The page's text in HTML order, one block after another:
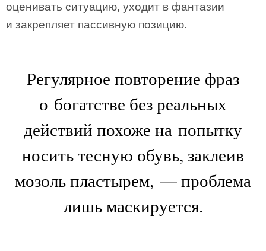
оценивать ситуацию, уходит в фантазии
и закрепляет пассивную позицию.
Регулярное повторение фраз
о богатстве без реальных
действий похоже на попытку
носить тесную обувь, заклеив
мозоль пластырем, — проблема
лишь маскируется.